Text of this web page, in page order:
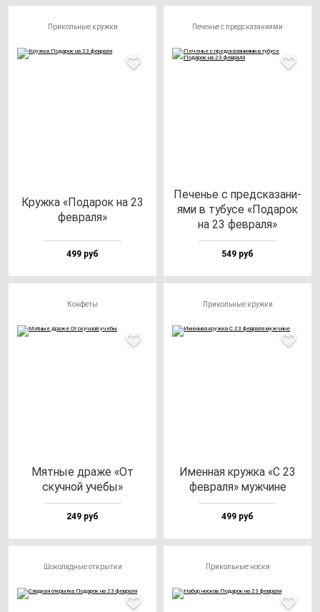
Прикольные кружки
Круж­ка «Пода­рок на 23
фев­ра­ля»
499 руб
Печенье с предсказаниями
Печенье с пред­ска­за­ни­
ями в ту­бу­се «Пода­рок
на 23 фев­ра­ля»
549 руб
Конфеты
Мят­ные дра­же «От
скуч­ной уче­бы»
249 руб
Прикольные кружки
Имен­ная круж­ка «С 23
фев­ра­ля» муж­чи­не
499 руб
Шоколадные открытки Прикольные носки